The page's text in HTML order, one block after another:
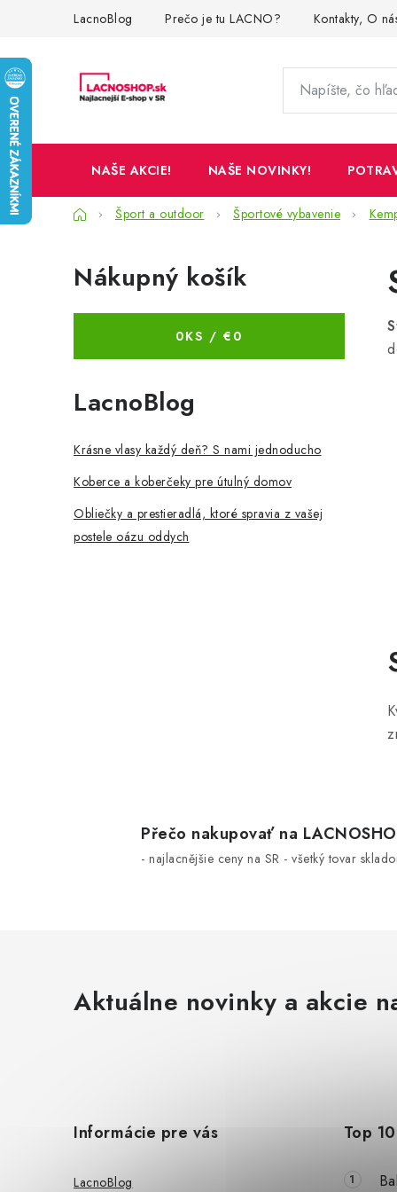
LacnoBlog Prečo je tu LACNO? Kontakty, O
NAŠE AKCIE! NAŠE NOVINKY!
DomovŠport a outdoor Športové vybavenie
o
č
n
ý
p
a
n
e
l
Nákupný košík
0KS / €0
LacnoBlog
Krásne vlasy každý deň? S nami jednoducho
Koberce a koberčeky pre útulný domov
Obliečky a prestieradlá, ktoré spravia z vašej
postele oázu oddych
Přečo nakupovať na
- najlacnějšie ceny na SR - všetký tovar
Aktuálne novinky a akcie
Informácie pre vás
LacnoBlog
Top